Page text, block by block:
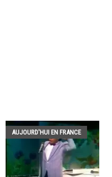
AUJOURD'HUI EN FRANCE